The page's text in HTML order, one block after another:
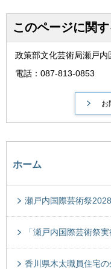
このページに関
政策部文化芸術局瀬戸内
電話：087-813-0853
ホーム
瀬戸内国際芸術祭
「瀬戸内国際芸術祭
香川県木太職員住宅